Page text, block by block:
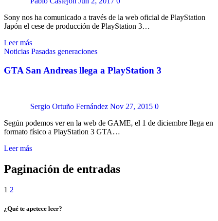
Sony nos ha comunicado a través de la web oficial de PlayStation
Japón el cese de producción de PlayStation 3…
Leer más
Noticias Pasadas generaciones
GTA San Andreas llega a PlayStation 3
Sergio Ortuño Fernández Nov 27, 2015 0
Según podemos ver en la web de GAME, el 1 de diciembre llega en
formato físico a PlayStation 3 GTA…
Leer más
Paginación de entradas
1 2
¿Qué te apetece leer?